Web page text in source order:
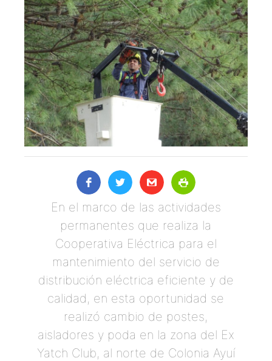
En el marco de las actividades
permanentes que realiza la
Cooperativa Eléctrica para el
mantenimiento del servicio de
distribución eléctrica eficiente y de
calidad, en esta oportunidad se
realizó cambio de postes,
aisladores y poda en la zona del Ex
Yatch Club, al norte de Colonia Ayuí